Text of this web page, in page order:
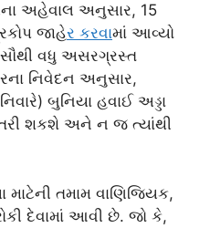
અહેવાલ અનુસાર, 15
જાહેર કરવામાં આવ્યો
વધુ અસરગ્રસ્ત
નિવેદન અનુસાર,
બુનિયા હવાઈ અડ્ડા
શકશે અને ન જ ત્યાંથી
તમામ વાણિજ્યિક,
દેવામાં આવી છે. જો કે,